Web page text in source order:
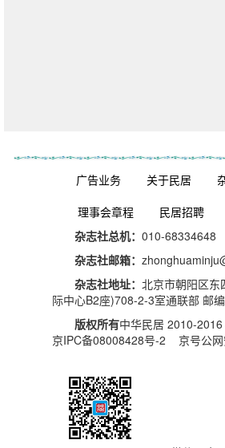
广告业务 关于民居
理事会章程
民居招聘
杂志社总机： 010-68334648
杂志社邮箱：
杂志社地址： 北京市朝阳区东
际中心B2座)708-2-3室通联部 邮
版权所有中华民居 2010-
京IPC备08008428号-2 京号公